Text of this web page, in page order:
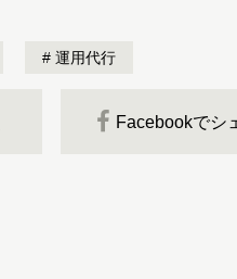
運用代行
Facebookでシ